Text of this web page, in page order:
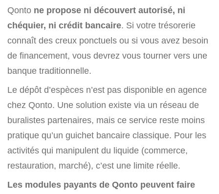
Qonto ne propose ni découvert autorisé, ni
chéquier, ni crédit bancaire. Si votre trésorerie
connaît des creux ponctuels ou si vous avez besoin
de financement, vous devrez vous tourner vers une
banque traditionnelle.
Le dépôt d’espèces n’est pas disponible en agence
chez Qonto. Une solution existe via un réseau de
buralistes partenaires, mais ce service reste moins
pratique qu’un guichet bancaire classique. Pour les
activités qui manipulent du liquide (commerce,
restauration, marché), c’est une limite réelle.
Les modules payants de Qonto peuvent faire